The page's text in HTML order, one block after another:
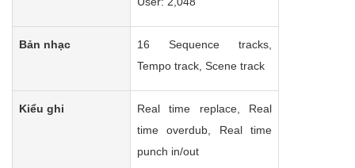
Bản nhạc
16 Sequence tracks,
Tempo track, Scene track
Kiểu ghi
Real time replace, Real
time overdub, Real time
punch in/out